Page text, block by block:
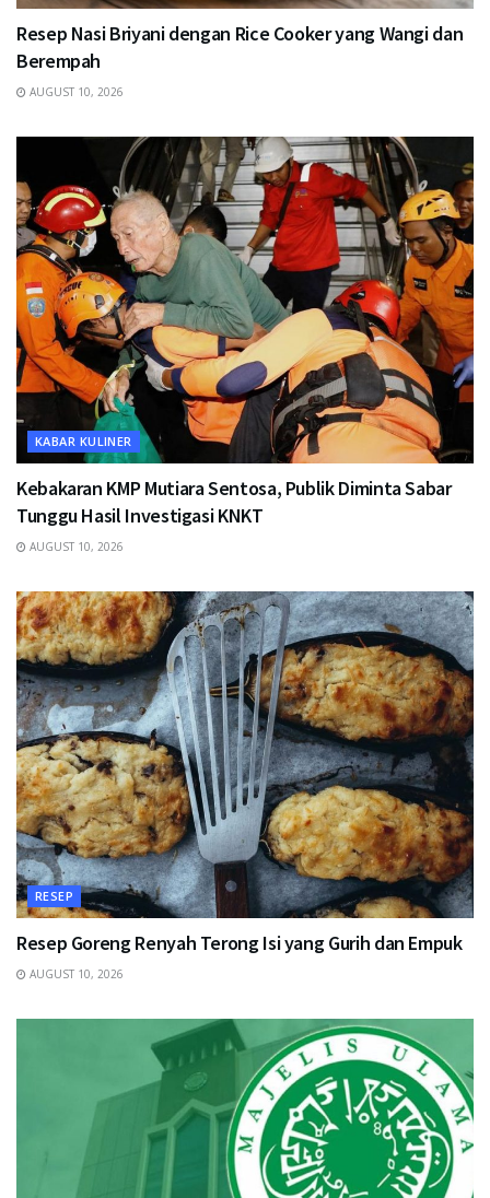
Resep Nasi Briyani dengan Rice Cooker yang Wangi dan
Berempah
AUGUST 10, 2026
KABAR KULINER
Kebakaran KMP Mutiara Sentosa, Publik Diminta Sabar
Tunggu Hasil Investigasi KNKT
AUGUST 10, 2026
RESEP
Resep Goreng Renyah Terong Isi yang Gurih dan Empuk
AUGUST 10, 2026